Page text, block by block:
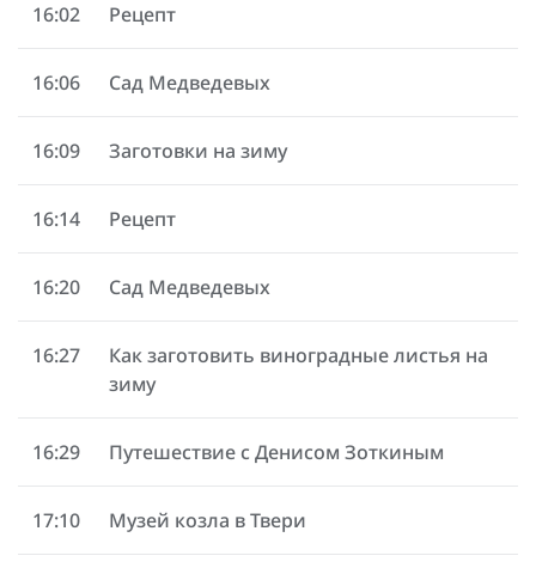
16:02 Рецепт
16:06 Сад Медведевых
16:09 Заготовки на зиму
16:14 Рецепт
16:20 Сад Медведевых
16:27
Как заготовить виноградные листья на
зиму
16:29 Путешествие с Денисом Зоткиным
17:10 Музей козла в Твери